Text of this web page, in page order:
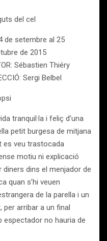
del cel
de setembre al 25
de 2015
Sébastien Thiéry
Sergi Belbel
tranquil·la i feliç d’una
petit burgesa de mitjana
es veu trastocada
motiu ni explicació
dins el menjador de
quan s’hi veuen
de la parella i un
per arribar a un final
espectador no hauria de